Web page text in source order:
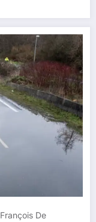
François De